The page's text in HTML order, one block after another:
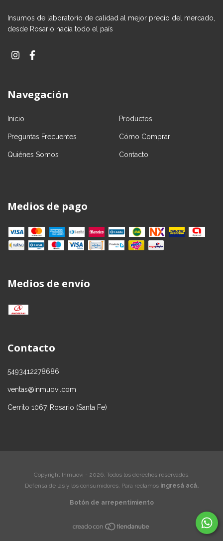
Insumos de laboratorio de calidad al mejor precio del mercado,
desde Rosario hacia todo el país
Navegación
Inicio Productos
Preguntas Frecuentes Cómo Comprar
Quiénes Somos Contacto
Medios de pago
Medios de envío
Contacto
5493412278686
ventas@inmuovi.com
Cerrito 1067, Rosario (Santa Fe)
Copyright Inmuovi - 2026. Todos los derechos reservados.
Defensa de las y los consumidores. Para reclamos ingresá acá.
Botón de arrepentimiento